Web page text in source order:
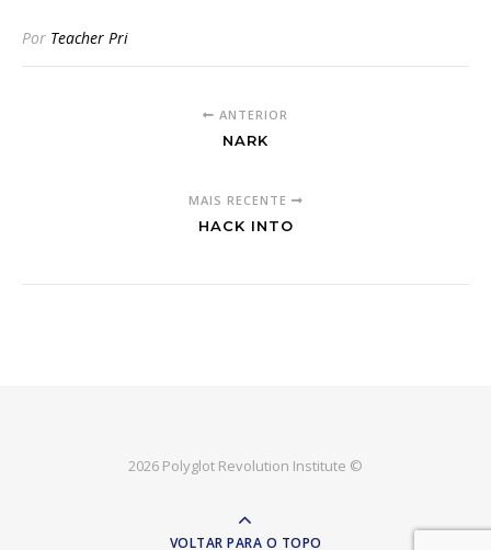
Por Teacher Pri
ANTERIOR
NARK
MAIS RECENTE
HACK INTO
2026 Polyglot Revolution Institute ©
VOLTAR PARA O TOPO